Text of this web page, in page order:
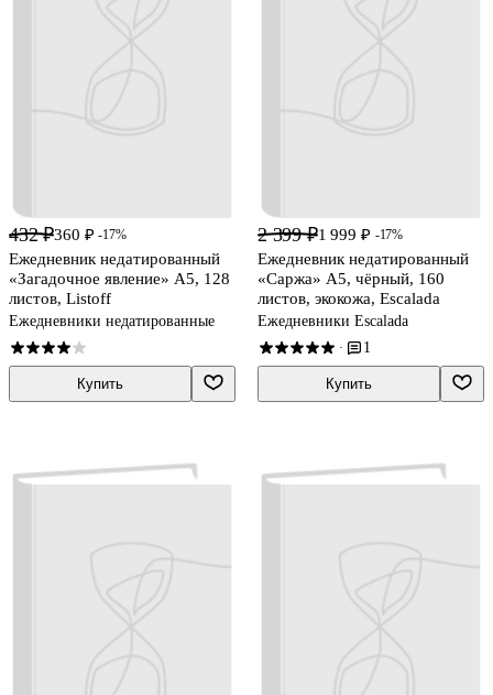
432 ₽360 ₽ -17%
Ежедневник недатированный
«Загадочное явление» А5, 128
листов, Listoff
Ежедневники недатированные
Купить
2 399 ₽1 999 ₽ -17%
Ежедневник недатированный
«Саржа» А5, чёрный, 160
листов, экокожа, Escalada
Ежедневники Escalada
· 1
Купить